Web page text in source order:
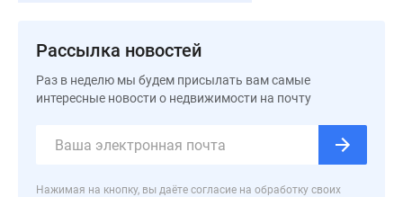
Рассылка новостей
Раз в неделю мы будем присылать вам самые
интересные новости о недвижимости на почту
Нажимая на кнопку, вы даёте согласие на обработку своих